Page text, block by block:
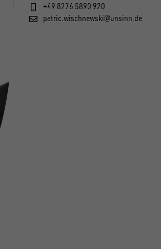
+49 8276 5890 920
patric.wischnewski@unsinn.de